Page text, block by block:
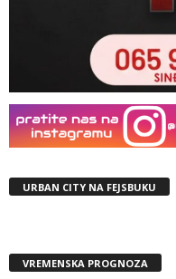
URBAN CITY NA FEJSBUKU
VREMENSKA PROGNOZA